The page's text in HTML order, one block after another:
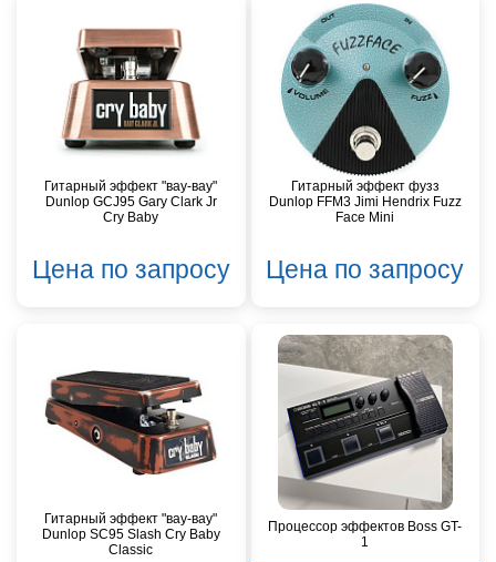
Гитарный эффект "вау-вау"
Dunlop GCJ95 Gary Clark Jr
Cry Baby
Цена по запросу
Гитарный эффект фузз
Dunlop FFM3 Jimi Hendrix Fuzz
Face Mini
Цена по запросу
Гитарный эффект "вау-вау"
Dunlop SC95 Slash Cry Baby
Classic
Процессор эффектов Boss GT-
1